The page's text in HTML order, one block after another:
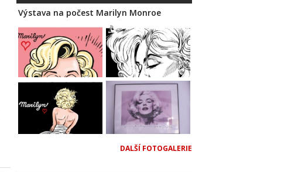
Výstava na počest Marilyn Monroe
DALŠÍ FOTOGALERIE